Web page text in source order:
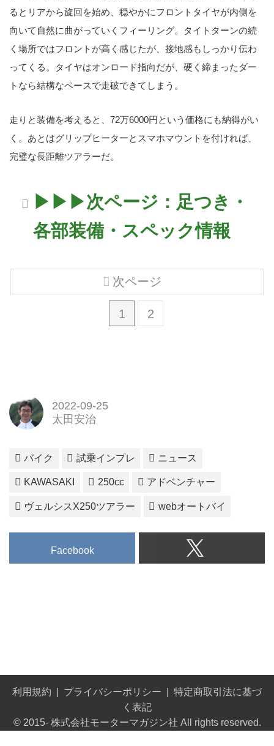
るとリアから旋回を始め、穏やかにフロントタイヤが内側を
向いて自然に曲がっていくフィーリング。タイトターンの続
く場所ではフロントが高く感じたが、接地感もしっかり伝わ
ってくる。タイヤはオンロード指向だが、硬く締まったダー
トなら結構なペースで走破できてしまう。
走りと装備を考えると、72万6000円という価格にも納得がい
く。あとはグリップヒーターとスマホマウントを付ければ、
完璧な長距離ツアラーだ。
▶▶▶次ページ：足つき・
各部装備・スペック情報
1 2
次ページ
2022-09-25
太田安治
バイク 試乗インプレ ニュース
KAWASAKI 250cc アドベンチャー
ヴェルシスX250ツアラー webオートバイ
Facebook
利用規約 プライバシーポリシー
特定商取引法に基づ
く表記
© 2015- 株式会社モーターマガジン社 All rights reserved.